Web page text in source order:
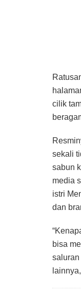
cilik
sekali
sabun
media
istri
dan
bisa